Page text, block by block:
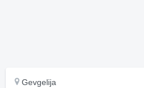
Gevgelija